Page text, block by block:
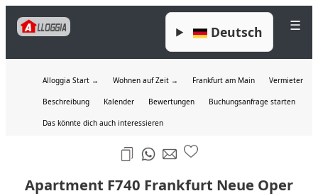
☰
Deutsch
Alloggia Start → Wohnen auf Zeit → Frankfurt am Main Vermieter
Beschreibung Kalender Bewertungen Buchungsanfrage starten
Das könnte dich auch interessieren
Apartment F740 Frankfurt Neue Oper